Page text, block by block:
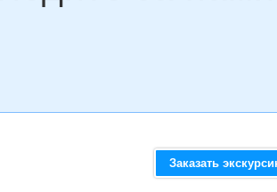
Заказать